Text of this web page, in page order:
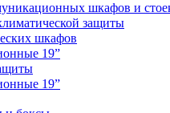
шкафов и
защиты
шкафов
19”
19”